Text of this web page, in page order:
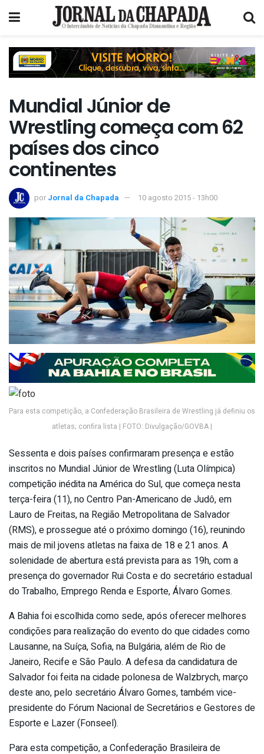
Mundial Júnior de
Wrestling começa com 62
países dos cinco
continentes
por Jornal da Chapada 10 agosto 2015 - 13h00
Para esta competição, a Confederação Brasileira de Wrestling já definiu os
atletas; confira lista | FOTO: Divulgação/GOVBA |
Sessenta e dois países confirmaram presença e estão
inscritos no Mundial Júnior de Wrestling (Luta Olímpica)
competição inédita na América do Sul, que começa nesta
terça-feira (11), no Centro Pan-Americano de Judô, em
Lauro de Freitas, na Região Metropolitana de Salvador
(RMS), e prossegue até o próximo domingo (16), reunindo
mais de mil jovens atletas na faixa de 18 e 21 anos. A
solenidade de abertura está prevista para as 19h, com a
presença do governador Rui Costa e do secretário estadual
do Trabalho, Emprego Renda e Esporte, Álvaro Gomes.
A Bahia foi escolhida como sede, após oferecer melhores
condições para realização do evento do que cidades como
Lausanne, na Suíça, Sofia, na Bulgária, além de Rio de
Janeiro, Recife e São Paulo. A defesa da candidatura de
Salvador foi feita na cidade polonesa de Walzbrych, março
deste ano, pelo secretário Álvaro Gomes, também vice-
presidente do Fórum Nacional de Secretários e Gestores de
Esporte e Lazer (Fonseel).
Para esta competição, a Confederação Brasileira de